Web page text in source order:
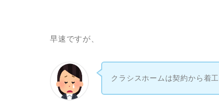
早速ですが、
クラシスホームは契約から着